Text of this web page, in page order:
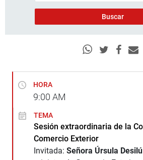
HORA
9:00 AM
TEMA
Sesión extraordinaria de la
Comercio Exterior
Invitada: Señora Úrsula